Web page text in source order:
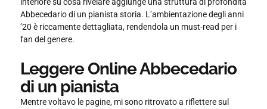
Abbecedario di un pianista storia. L’ambientazione degli anni
’20 è riccamente dettagliata, rendendola un must-read per i
fan del genere.
Leggere Online Abbecedario
di un pianista
Mentre voltavo le pagine, mi sono ritrovato a riflettere sul